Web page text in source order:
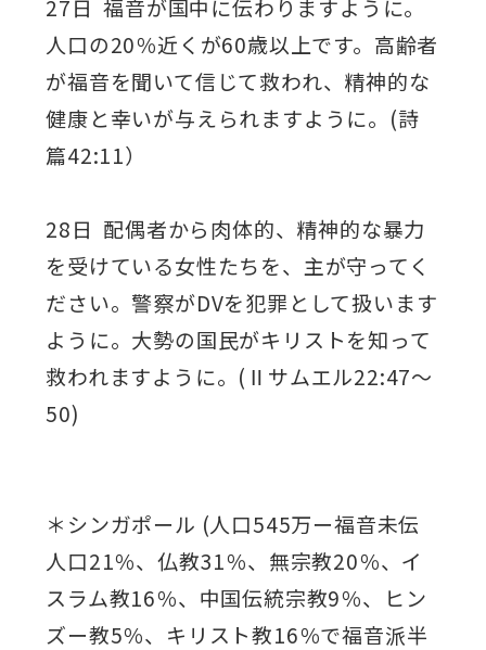
27日 福音が国中に伝わりますように。
人口の20％近くが60歳以上です。高齢者
が福音を聞いて信じて救われ、精神的な
健康と幸いが与えられますように。(詩
篇42:11）
28日 配偶者から肉体的、精神的な暴力
を受けている女性たちを、主が守ってく
ださい。警察がDVを犯罪として扱います
ように。大勢の国民がキリストを知って
救われますように。(Ⅱサムエル22:47～
50)
＊シンガポール (人口545万ー福音未伝
人口21％、仏教31％、無宗教20％、イ
スラム教16％、中国伝統宗教9％、ヒン
ズー教5％、キリスト教16％で福音派半